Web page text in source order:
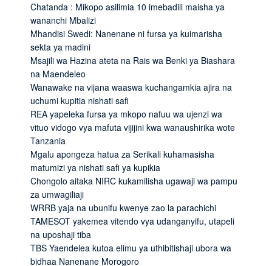
Chatanda : Mikopo asilimia 10 imebadili maisha ya
wananchi Mbalizi
Mhandisi Swedi: Nanenane ni fursa ya kuimarisha
sekta ya madini
Msajili wa Hazina ateta na Rais wa Benki ya Biashara
na Maendeleo
Wanawake na vijana waaswa kuchangamkia ajira na
uchumi kupitia nishati safi
REA yapeleka fursa ya mkopo nafuu wa ujenzi wa
vituo vidogo vya mafuta vijijini kwa wanaushirika wote
Tanzania
Mgalu apongeza hatua za Serikali kuhamasisha
matumizi ya nishati safi ya kupikia
Chongolo aitaka NIRC kukamilisha ugawaji wa pampu
za umwagiliaji
WRRB yaja na ubunifu kwenye zao la parachichi
TAMESOT yakemea vitendo vya udanganyifu, utapeli
na uposhaji tiba
TBS Yaendelea kutoa elimu ya uthibitishaji ubora wa
bidhaa Nanenane Morogoro